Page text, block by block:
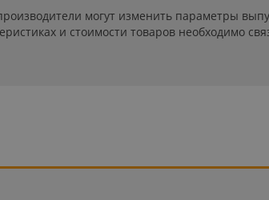
могут изменить параметры
и стоимости товаров необходимо